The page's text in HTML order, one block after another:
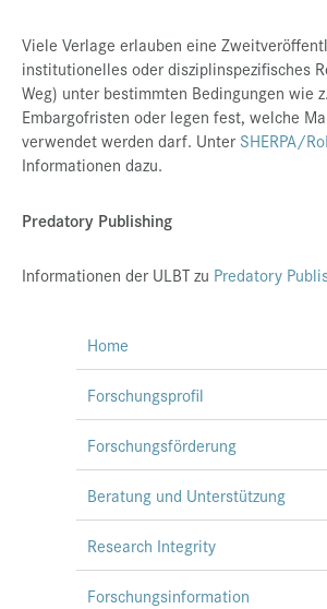
Viele Verlage erlauben eine
institutionelles oder disziplinspezifisches
Weg) unter bestimmten Bedingungen wie
Embargofristen oder legen fest, welche
verwendet werden darf. Unter SHERPA/
Informationen dazu.
Predatory Publishing
Informationen der ULBT zu Predatory
Home
Forschungsprofil
Forschungsförderung
Beratung und Unterstützung
Research Integrity
Forschungsinformation